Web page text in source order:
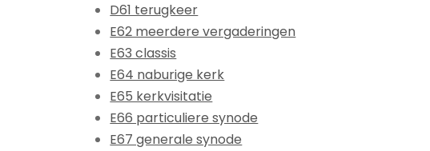
D61 terugkeer
E62 meerdere vergaderingen
E63 classis
E64 naburige kerk
E65 kerkvisitatie
E66 particuliere synode
E67 generale synode